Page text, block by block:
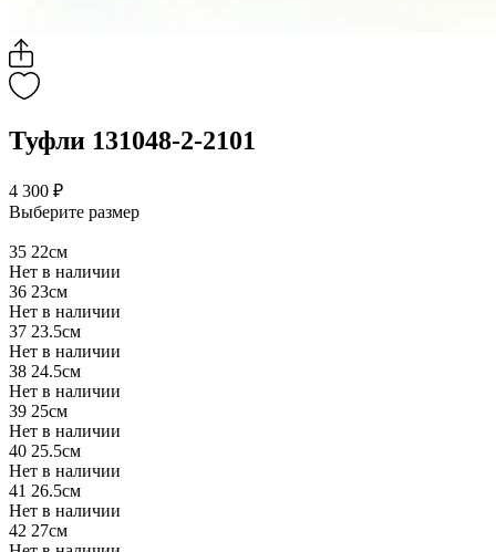
Туфли 131048-2-2101
4 300 ₽
Выберите размер
35 22см
Нет в наличии
36 23см
Нет в наличии
37 23.5см
Нет в наличии
38 24.5см
Нет в наличии
39 25см
Нет в наличии
40 25.5см
Нет в наличии
41 26.5см
Нет в наличии
42 27см